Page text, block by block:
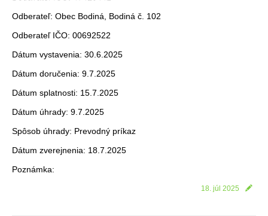
Odberateľ: Obec Bodiná, Bodiná č. 102
Odberateľ IČO: 00692522
Dátum vystavenia: 30.6.2025
Dátum doručenia: 9.7.2025
Dátum splatnosti: 15.7.2025
Dátum úhrady: 9.7.2025
Spôsob úhrady: Prevodný príkaz
Dátum zverejnenia: 18.7.2025
Poznámka:
18. júl 2025